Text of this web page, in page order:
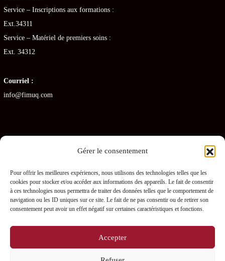
Gérer le consentement
Pour offrir les meilleures expériences, nous utilisons des technologies telles que les
cookies pour stocker et/ou accéder aux informations des appareils. Le fait de consentir
à ces technologies nous permettra de traiter des données telles que le comportement de
navigation ou les ID uniques sur ce site. Le fait de ne pas consentir ou de retirer son
consentement peut avoir un effet négatif sur certaines caractéristiques et fonctions.
Accepter
Service – Inscriptions aux formations :
Ext.34311
Service – Matériel de premiers soins :
Ext. 34312
Courriel :
info@fimuq.com
Articles récents
Combiner la RCR et la PDSB : une formation gagnante pour les CHSLD
Premiers soins en RPA : quelles sont les obligations pour les gestionnaires ?
Prévenir les blessures chez les préposés – L’importance des PDSB